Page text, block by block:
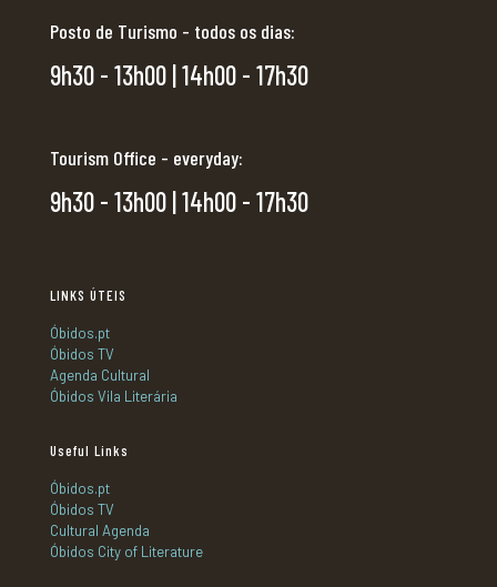
Posto de Turismo - todos os dias:
9h30 - 13h00 | 14h00 - 17h30
Tourism Office - everyday:
9h30 - 13h00 | 14h00 - 17h30
LINKS ÚTEIS
Óbidos.pt
Óbidos TV
Agenda Cultural
Óbidos Vila Literária
Useful Links
Óbidos.pt
Óbidos TV
Cultural Agenda
Óbidos City of Literature